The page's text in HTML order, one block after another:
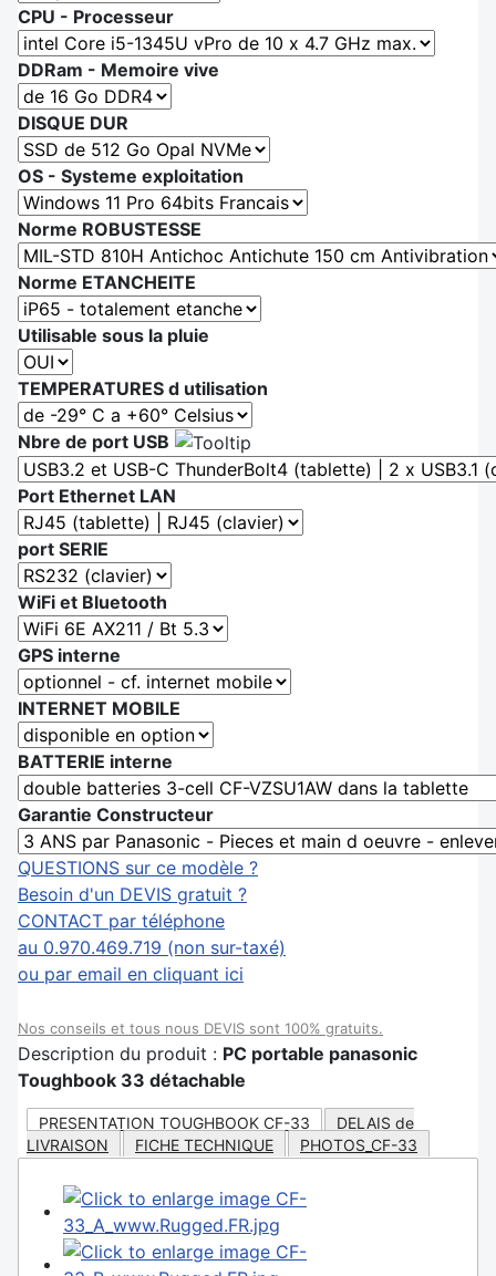
CPU - Processeur
DDRam - Memoire vive
DISQUE DUR
OS - Systeme exploitation
Norme ROBUSTESSE
Norme ETANCHEITE
Utilisable sous la pluie
TEMPERATURES d utilisation
Nbre de port USB
Port Ethernet LAN
port SERIE
WiFi et Bluetooth
GPS interne
INTERNET MOBILE
BATTERIE interne
Garantie Constructeur
QUESTIONS sur ce modèle ?
Besoin d'un DEVIS gratuit ?
CONTACT par téléphone
au 0.970.469.719 (non sur-taxé)
ou par email en cliquant ici
Nos conseils et tous nous DEVIS sont 100% gratuits.
Description du produit : PC portable panasonic
Toughbook 33 détachable
PRESENTATION TOUGHBOOK CF-33
DELAIS de
LIVRAISON
FICHE TECHNIQUE PHOTOS_CF-33